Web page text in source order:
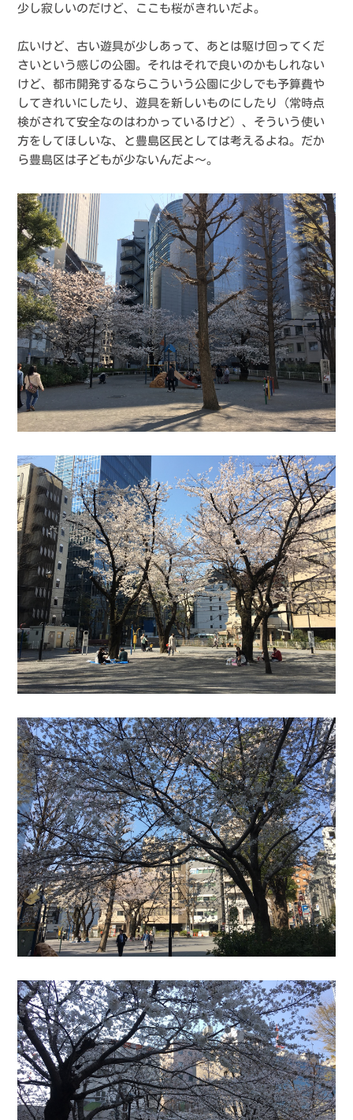
少し寂しいのだけど、ここも桜がきれいだよ。
広いけど、古い遊具が少しあって、あとは駆け回ってくだ
さいという感じの公園。それはそれで良いのかもしれない
けど、都市開発するならこういう公園に少しでも予算費や
してきれいにしたり、遊具を新しいものにしたり（常時点
検がされて安全なのはわかっているけど）、そういう使い
方をしてほしいな、と豊島区民としては考えるよね。だか
ら豊島区は子どもが少ないんだよ〜。